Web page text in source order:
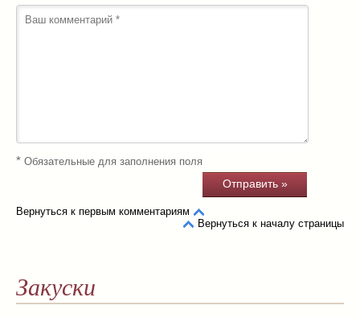
* Обязательные для заполнения поля
Вернуться к первым комментариям
Вернуться к началу страницы
Закуски